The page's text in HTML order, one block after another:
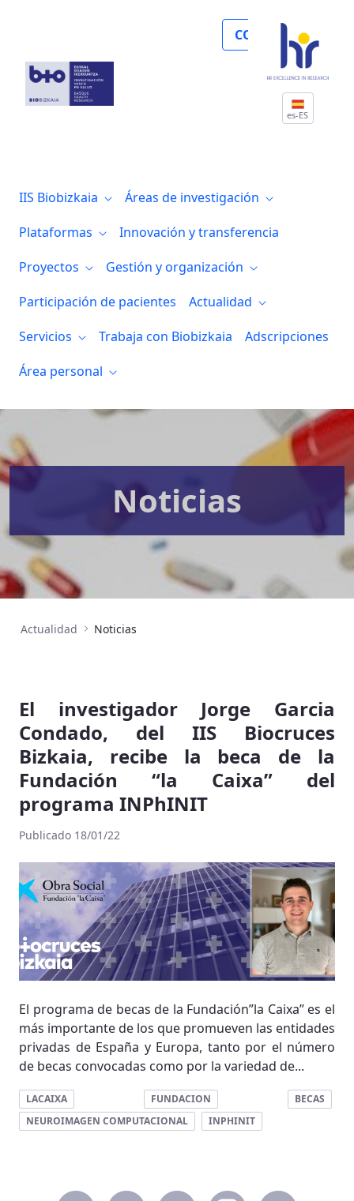
COLABORA
es-ES
IIS Biobizkaia
Áreas de investigación
Plataformas
Innovación y transferencia
Proyectos
Gestión y organización
Participación de pacientes
Actualidad
Servicios
Trabaja con Biobizkaia
Adscripciones
Área personal
Noticias
Actualidad Noticias
El investigador Jorge Garcia
Condado, del IIS Biocruces
Bizkaia, recibe la beca de la
Fundación “la Caixa” del
programa INPhINIT
Publicado 18/01/22
El programa de becas de la Fundación”la Caixa” es el
más importante de los que promueven las entidades
privadas de España y Europa, tanto por el número
de becas convocadas como por la variedad de...
LACAIXA FUNDACION
BECAS
NEUROIMAGEN COMPUTACIONAL
INPHINIT